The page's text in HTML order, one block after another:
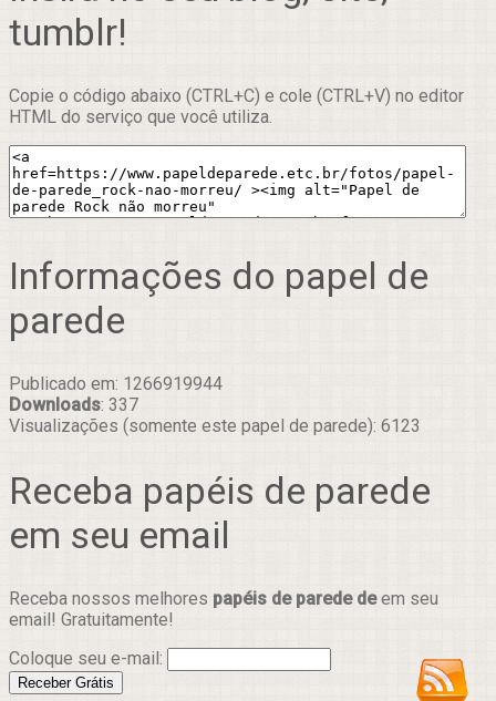
tumblr!
Copie o código abaixo (CTRL+C) e cole (CTRL+V) no editor
HTML do serviço que você utiliza.
Informações do papel de
parede
Publicado em: 1266919944
Downloads: 337
Visualizações (somente este papel de parede): 6123
Receba papéis de parede
em seu email
Receba nossos melhores papéis de parede deem seu
email! Gratuitamente!
Coloque seu e-mail: